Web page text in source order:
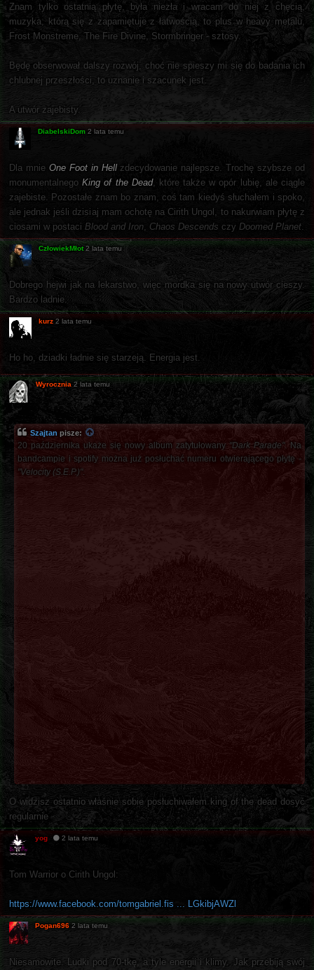
Znam tylko ostatnią płytę, była niezła i wracam do niej z chęcią,
muzyka, którą się z zapamiętuje z łatwością, to plus w heavy metalu,
Frost Monstreme, The Fire Divine, Stormbringer - sztosy.
Będę obserwował dalszy rozwój, choć nie spieszy mi się do badania ich
chlubnej przeszłości, to uznanie i szacunek jest.
A utwór zajebisty.
DiabelskiDom 2 lata temu
Dla mnie One Foot in Hellzdecydowanie najlepsze. Trochę szybsze od
monumentalnegoKing of the Dead, które także w opór lubię, ale ciągle
zajebiste. Pozostałe znam bo znam, coś tam kiedyś słuchałem i spoko,
ale jednak jeśli dzisiaj mam ochotę na Cirith Ungol, to nakurwiam płytę z
ciosami w postaci Blood and Iron, Chaos Descends czy Doomed Planet.
CzłowiekMłot 2 lata temu
Dobrego hejwi jak na lekarstwo, więc mordka się na nowy utwór cieszy.
Bardzo ladnie.
kurz 2 lata temu
Ho ho, dziadki ładnie się starzeją. Energia jest.
Wyrocznia 2 lata temu
Szajtan pisze:
20 października ukaże się nowy album zatytułowany "Dark Parade". Na
bandcampie i spotify można już posłuchać numeru otwierającego płytę -
"Velocity (S.E.P.)".
O widzisz ostatnio właśnie sobie posłuchiwałem king of the dead dosyć
regularnie
yog 2 lata temu
Tom Warrior o Cirith Ungol:
https://www.facebook.com/tomgabriel.fis ... LGkibjAWZl
Pogan696 2 lata temu
Niesamowite. Ludki pod 70-tkę, a tyle energii i klimy. Jak przebiją swój